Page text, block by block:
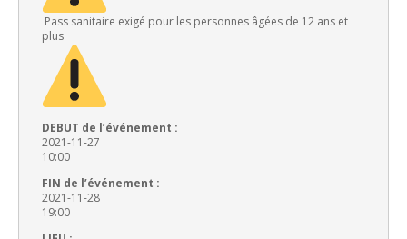
Pass sanitaire exigé pour les personnes âgées de 12 ans et
plus
DEBUT de l’événement :
2021-11-27
10:00
FIN de l’événement :
2021-11-28
19:00